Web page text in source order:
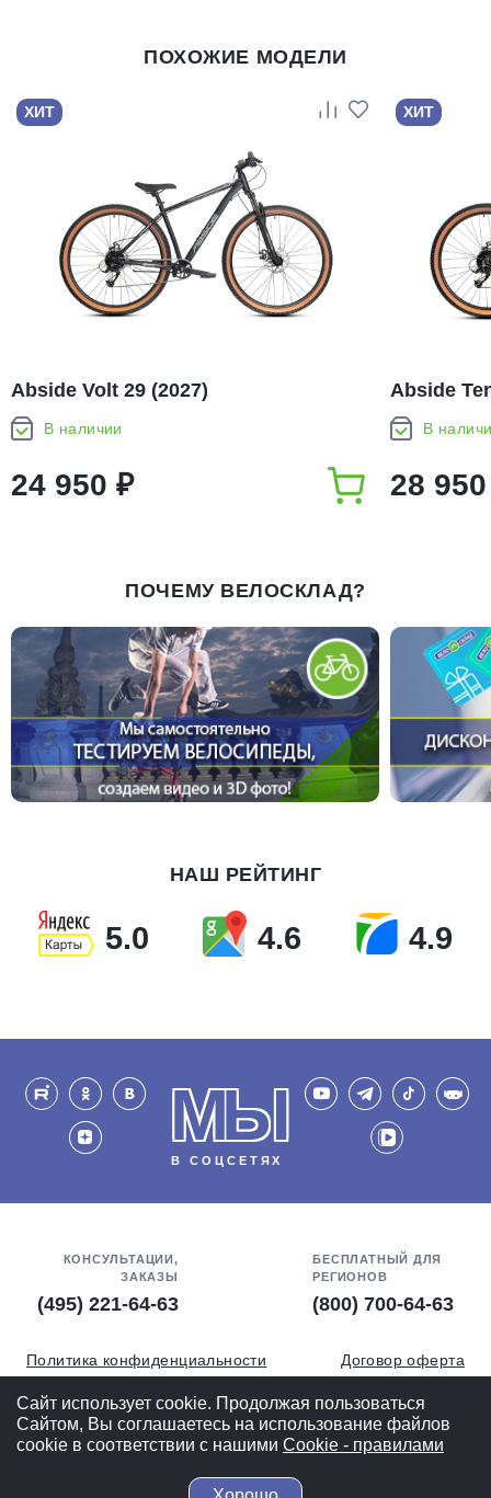
ПОХОЖИЕ МОДЕЛИ
ХИТ
Abside Volt 29 (2027)
В наличии
24 950 ₽
ХИТ
Abside
В
28
ПОЧЕМУ ВЕЛОСКЛАД?
НАШ РЕЙТИНГ
5.0 4.6 4.9
МЫ
В СОЦСЕТЯХ
КОНСУЛЬТАЦИИ,
ЗАКАЗЫ
(495) 221-64-63
БЕСПЛАТНЫЙ ДЛЯ
РЕГИОНОВ
(800) 700-64-63
Политика конфиденциальности
Договор оферта
Обработка персональных данных
СОУТ
Полная версия
Сайт использует cookie. Продолжая пользоваться
Сайтом, Вы соглашаетесь на использование файлов
cookie в соответствии с нашими Cookiе - правилами